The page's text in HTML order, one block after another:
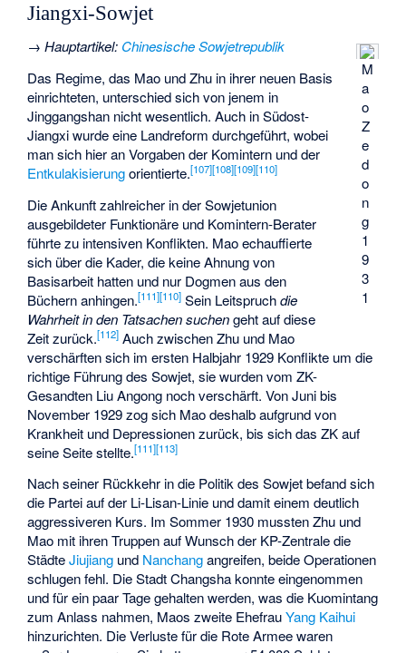
Jiangxi-Sowjet
M
a
o
Z
e
d
o
n
g
1
9
3
1
→Hauptartikel: Chinesische Sowjetrepublik
Das Regime, das Mao und Zhu in ihrer neuen Basis
einrichteten, unterschied sich von jenem in
Jinggangshan nicht wesentlich. Auch in Südost-
Jiangxi wurde eine Landreform durchgeführt, wobei
man sich hier an Vorgaben der Komintern und der
Entkulakisierungorientierte.[107][108][109][110]
Die Ankunft zahlreicher in der Sowjetunion
ausgebildeter Funktionäre und Komintern-Berater
führte zu intensiven Konflikten. Mao echauffierte
sich über die Kader, die keine Ahnung von
Basisarbeit hatten und nur Dogmen aus den
Büchern anhingen.[111][110] Sein Leitspruchdie
Wahrheit in den Tatsachen suchengeht auf diese
Zeit zurück.[112] Auch zwischen Zhu und Mao
verschärften sich im ersten Halbjahr 1929 Konflikte um die
richtige Führung des Sowjet, sie wurden vom ZK-
Gesandten Liu Angong noch verschärft. Von Juni bis
November 1929 zog sich Mao deshalb aufgrund von
Krankheit und Depressionen zurück, bis sich das ZK auf
seine Seite stellte.[111][113]
Nach seiner Rückkehr in die Politik des Sowjet befand sich
die Partei auf der Li-Lisan-Linie und damit einem deutlich
aggressiveren Kurs. Im Sommer 1930 mussten Zhu und
Mao mit ihren Truppen auf Wunsch der KP-Zentrale die
StädteJiujiang und Nanchangangreifen, beide Operationen
schlugen fehl. Die Stadt Changsha konnte eingenommen
und für ein paar Tage gehalten werden, was die Kuomintang
zum Anlass nahmen, Maos zweite EhefrauYang Kaihui
hinzurichten. Die Verluste für die Rote Armee waren